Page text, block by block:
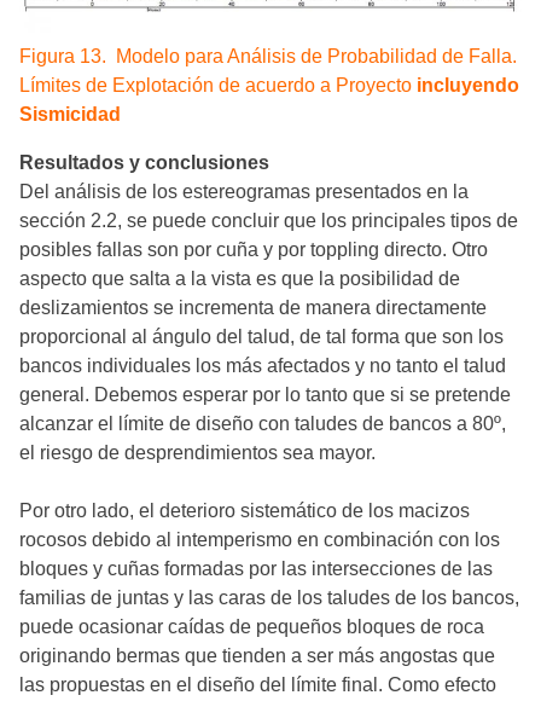
Figura 13. Modelo para Análisis de Probabilidad de Falla.
Límites de Explotación de acuerdo a Proyecto incluyendo
Sismicidad
Resultados y conclusiones
Del análisis de los estereogramas presentados en la
sección 2.2, se puede concluir que los principales tipos de
posibles fallas son por cuña y por toppling directo. Otro
aspecto que salta a la vista es que la posibilidad de
deslizamientos se incrementa de manera directamente
proporcional al ángulo del talud, de tal forma que son los
bancos individuales los más afectados y no tanto el talud
general. Debemos esperar por lo tanto que si se pretende
alcanzar el límite de diseño con taludes de bancos a 80º,
el riesgo de desprendimientos sea mayor.
Por otro lado, el deterioro sistemático de los macizos
rocosos debido al intemperismo en combinación con los
bloques y cuñas formadas por las intersecciones de las
familias de juntas y las caras de los taludes de los bancos,
puede ocasionar caídas de pequeños bloques de roca
originando bermas que tienden a ser más angostas que
las propuestas en el diseño del límite final. Como efecto